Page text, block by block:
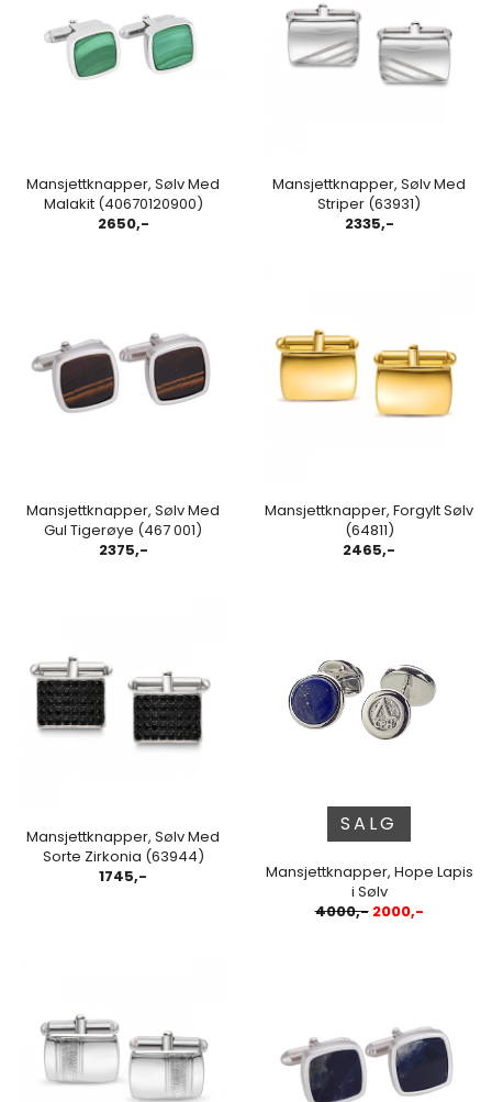
Mansjettknapper, Sølv Med
Malakit (40670120900)
2650,-
Mansjettknapper, Sølv Med
Striper (63931)
2335,-
Mansjettknapper, Sølv Med
Gul Tigerøye (467 001)
2375,-
Mansjettknapper, Forgylt Sølv
(64811)
2465,-
Mansjettknapper, Sølv Med
Sorte Zirkonia (63944)
1745,-
SALG
Mansjettknapper, Hope Lapis
i Sølv
4000,-2000,-